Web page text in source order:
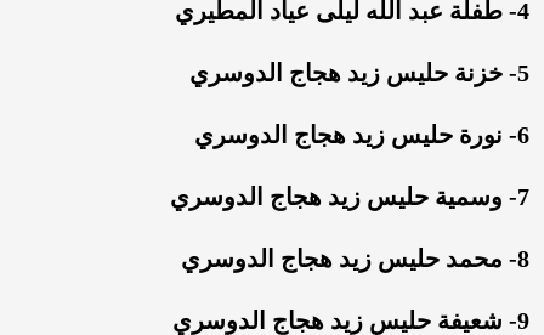
4- طفلة عبد الله ليلى عياد المطيري
5- خزنة حليس زيد هجاج الدوسري
6- نورة حليس زيد هجاج الدوسري
7- وسمية حليس زيد هجاج الدوسري
8- محمد حليس زيد هجاج الدوسري
9- شعیفة حليس زيد هجاج الدوسري